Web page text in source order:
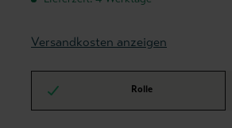
Versandkosten anzeigen
Rolle